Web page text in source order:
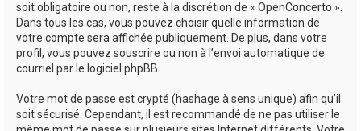
soit obligatoire ou non, reste à la discrétion de « OpenConcerto ».
Dans tous les cas, vous pouvez choisir quelle information de
votre compte sera affichée publiquement. De plus, dans votre
profil, vous pouvez souscrire ou non à l’envoi automatique de
courriel par le logiciel phpBB.
Votre mot de passe est crypté (hashage à sens unique) afin qu’il
soit sécurisé. Cependant, il est recommandé de ne pas utiliser le